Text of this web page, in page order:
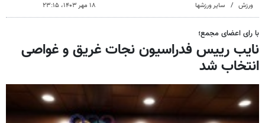
ورزش سایر ورزشها ۱۸ مهر ۱۴۰۳، ۲۳:۱۵
با رای اعضای مجمع؛
نایب رییس فدراسیون نجات غریق و غواصی
انتخاب شد